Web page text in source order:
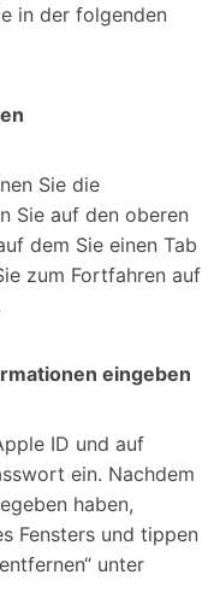
in der folgenden
Sie die
Sie auf den oberen
dem Sie einen Tab
zum Fortfahren auf
eingeben
ID und auf
ein. Nachdem
haben,
Fensters und tippen
unter